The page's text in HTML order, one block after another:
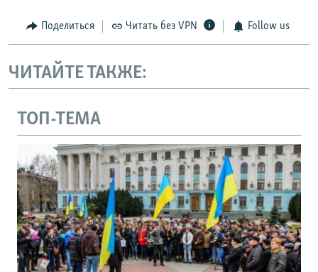
Поделиться Читать без VPN Follow us
ЧИТАЙТЕ ТАКЖЕ:
ТОП-ТЕМА